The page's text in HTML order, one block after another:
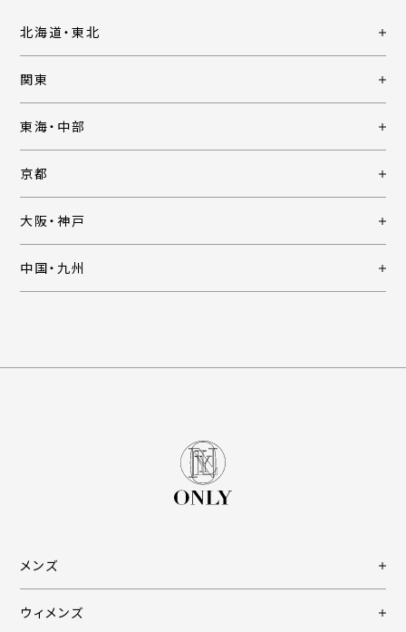
北海道・東北
関東
東海・中部
京都
大阪・神戸
中国・九州
メンズ
ウィメンズ